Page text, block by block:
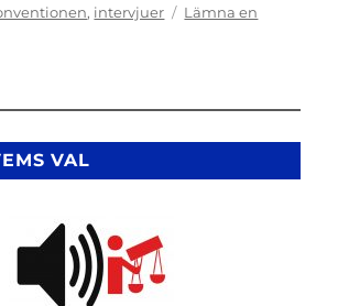
, intervjuer
Lämna en
VAL